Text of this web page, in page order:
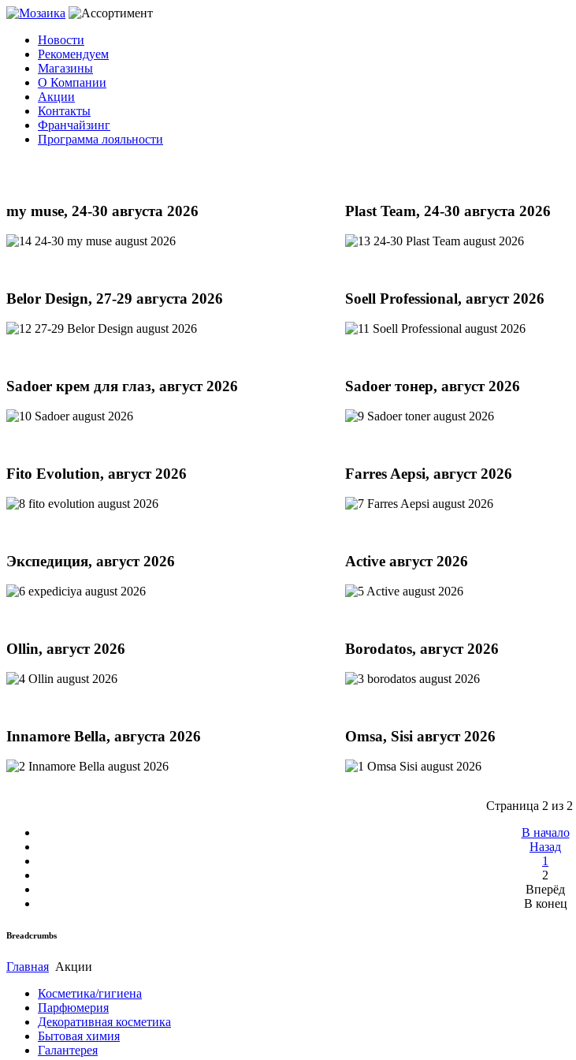
Новости
Рекомендуем
Магазины
О Компании
Акции
Контакты
Франчайзинг
Программа лояльности
my muse, 24-30 августа 2026 Plast Team, 24-30 августа 2026
Belor Design, 27-29 августа 2026 Soell Professional, август 2026
Sadoer крем для глаз, август 2026 Sadoer тонер, август 2026
Fito Evolution, август 2026 Farres Aepsi, август 2026
Экспедиция, август 2026 Active август 2026
Ollin, август 2026 Borodatos, август 2026
Innamore Bella, августа 2026 Omsa, Sisi август 2026
Страница 2 из 2
В начало
Назад
1
2
Вперёд
В конец
Breadcrumbs
Главная Акции
Косметика/гигиена
Парфюмерия
Декоративная косметика
Бытовая химия
Галантерея